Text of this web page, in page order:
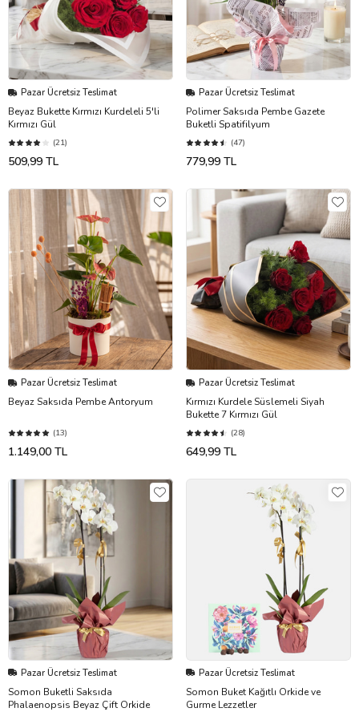
Pazar Ücretsiz Teslimat
Beyaz Bukette Kırmızı Kurdeleli 5'li
Kırmızı Gül
(21)
509,99 TL
Pazar Ücretsiz Teslimat
Polimer Saksıda Pembe Gazete
Buketli Spatifilyum
(47)
779,99 TL
Pazar Ücretsiz Teslimat
Beyaz Saksıda Pembe Antoryum
(13)
1.149,00 TL
Pazar Ücretsiz Teslimat
Kırmızı Kurdele Süslemeli Siyah
Bukette 7 Kırmızı Gül
(28)
649,99 TL
Pazar Ücretsiz Teslimat
Somon Buketli Saksıda
Phalaenopsis Beyaz Çift Orkide
Pazar Ücretsiz Teslimat
Somon Buket Kağıtlı Orkide ve
Gurme Lezzetler